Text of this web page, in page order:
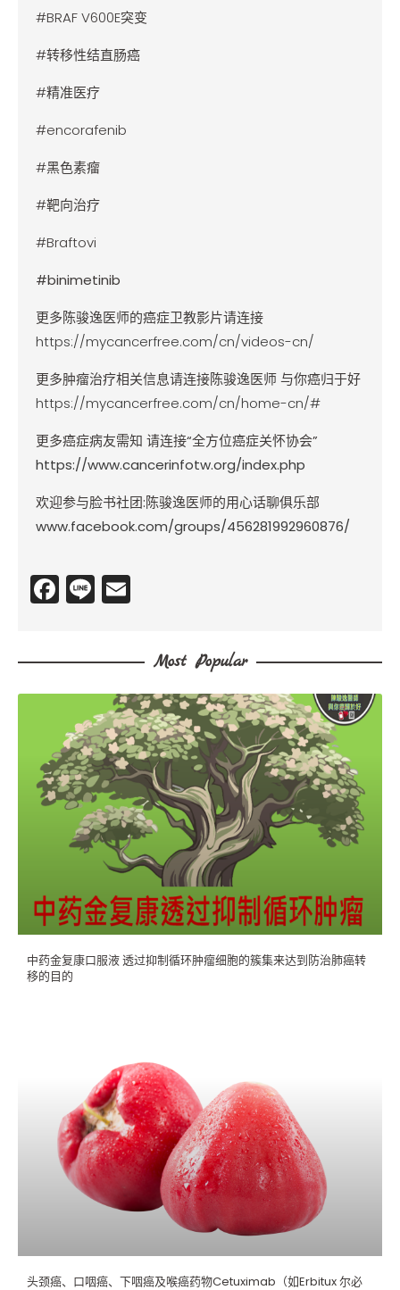
#BRAF V600E突变
#转移性结直肠癌
#精准医疗
#encorafenib
#黑色素瘤
#靶向治疗
#Braftovi
#binimetinib
更多陈骏逸医师的癌症卫教影片请连接
https://mycancerfree.com/cn/videos-cn/
更多肿瘤治疗相关信息请连接陈骏逸医师 与你癌归于好
https://mycancerfree.com/cn/home-cn/#
更多癌症病友需知 请连接“全方位癌症关怀协会”
https://www.cancerinfotw.org/index.php
欢迎参与脸书社团:陈骏逸医师的用心话聊俱乐部
www.facebook.com/groups/456281992960876/
F
e
b
o
o
k
Li
l Most Popular
中药金复康口服液 透过抑制循环肿瘤细胞的簇集来达到防治肺癌转
移的目的
头颈癌、口咽癌、下咽癌及喉癌药物Cetuximab（如Erbitux 尔必